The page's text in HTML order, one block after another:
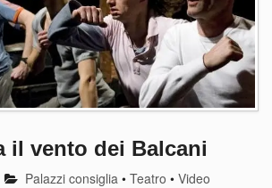
il vento dei Balcani
Palazzi consiglia •Teatro •Video